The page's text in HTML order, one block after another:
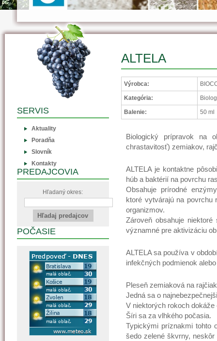
ALTELA
Výrobca:
Kategória:
Balenie: 50 ml
Biologický prípravok na
chrastavitosť) zemiakov,
ALTELA je kontaktne
húb a baktérií na povrchu
Obsahuje prírodné
ktoré vytvárajú na povrchu
organizmov.
Zároveň obsahuje
významné pre aktivizáciu
ALTELA sa používa v
infekčných podmienok
Pleseň zemiaková na
Jedná sa o
V niektorých rokoch
Šíri sa za vlhkého počasia.
Typickými príznakmi tohto
šedo zelené škvrny,
SERVIS
Aktuality
Poradňa
Slovník
Kontakty
PREDAJCOVIA
Hľadaný okres:
POČASIE